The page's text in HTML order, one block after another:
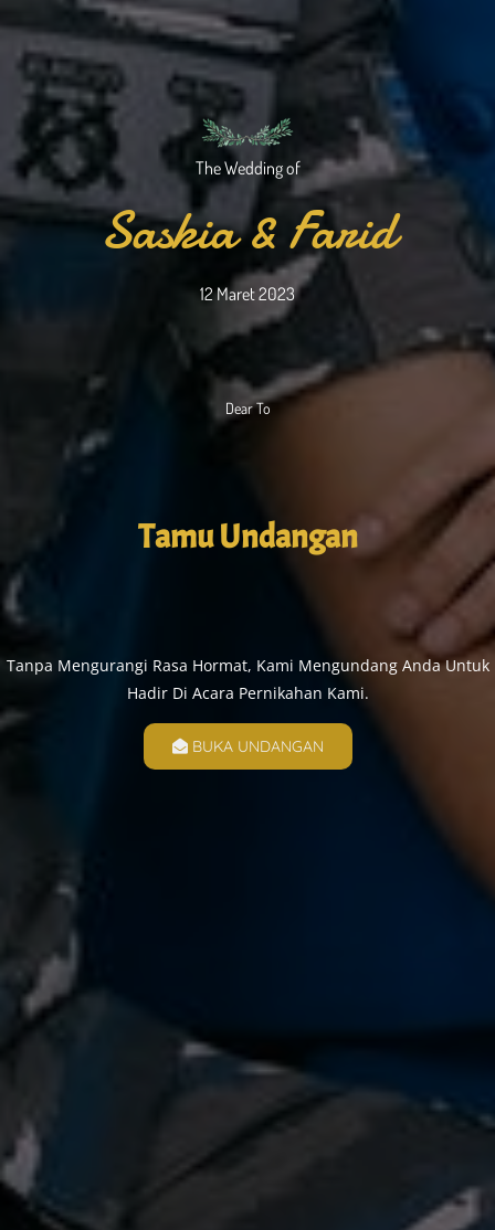
Farid
The Wedding of
Saskia & Farid
12 Maret 2023
Dear To
Tamu Undangan
Tanpa Mengurangi Rasa Hormat, Kami Mengundang Anda Untuk
Hadir Di Acara Pernikahan Kami.
BUKA UNDANGAN